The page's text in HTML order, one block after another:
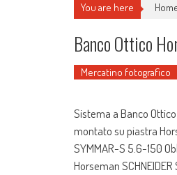
You are here
Banco Ottico
Mercatino fotografico
Sistema a Banco
montato su piastra
SYMMAR-S 5.6-150
Horseman SCHNEIDER